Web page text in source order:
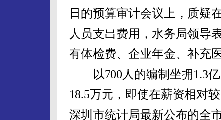
日的预算审计会议上，质疑
人员支出费用，水务局领导
有体检费、企业年金、补充
以700人的编制坐拥1.3亿
18.5万元，即使在薪资相对
深圳市统计局最新公布的全